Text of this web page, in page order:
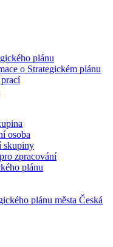
plánu
o Strategickém plánu
osoba
skupiny
zpracování
plánu
plánu města Česká